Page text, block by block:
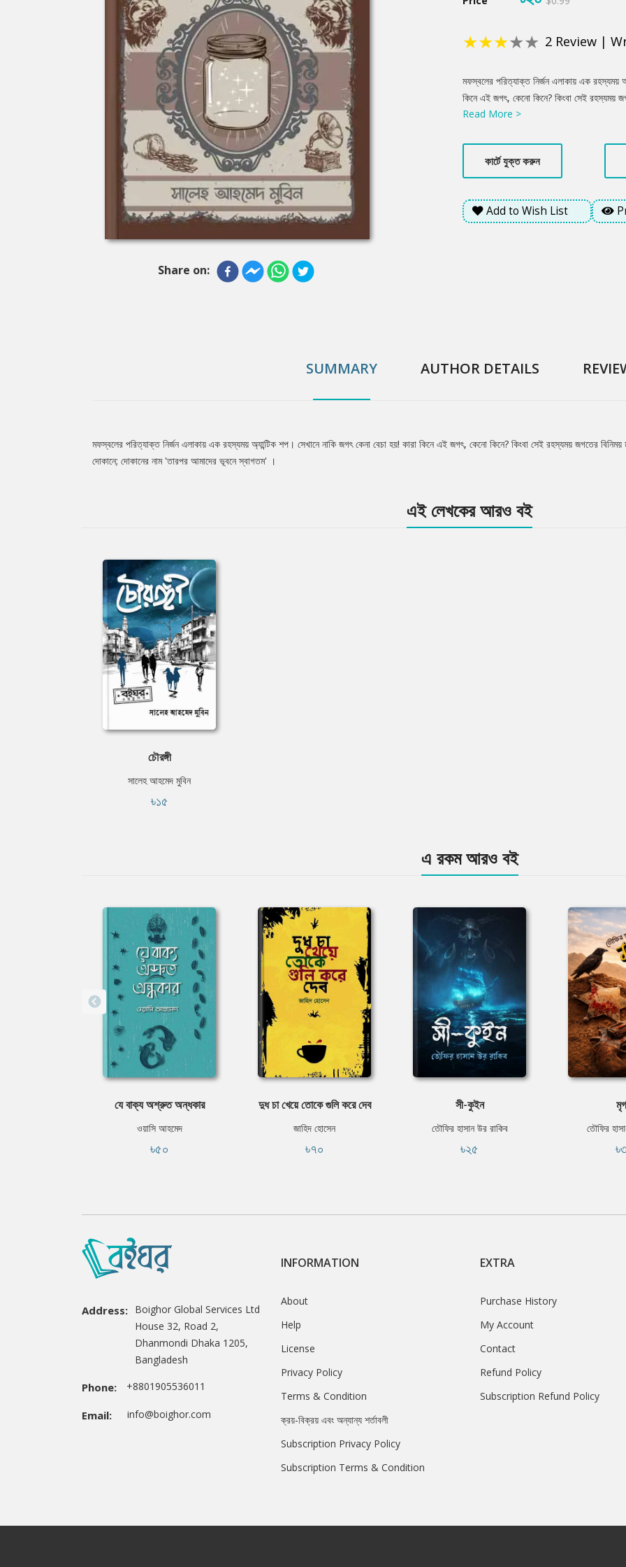
Share on:
★★★★★ 2 Review |
Product
Summery
মফস্বলের পরিত্যাক্ত নির্জন এলাকায় এক রহস্যময়
কিনে এই জগৎ, কেনো কিনে? কিংবা সেই রহস্যময়
আমন্ত্রন জানাচ্ছেন অদ্ভূত সেই দোকানে; দোকানের
Read More >
কার্টে যুক্ত করুন
Add to Wish List
SUMMARY AUTHOR DETAILS
Tab
মফস্বলের পরিত্যাক্ত নির্জন এলাকায় এক রহস্যময় অ্যান্টিক শপ। সেখানে নাকি জগৎ কেনা বেচা হয়! কারা কিনে এই জগৎ, কেনো কিনে? কিংবা সেই রহস্যময় জগতের
দোকানে; দোকানের নাম 'তারপর আমাদের ভূবনে স্বাগতম' ।
এই লেখকের আরও বই
চৌরঙ্গী
সালেহ আহমেদ মুবিন
৳১৫
এ রকম আরও বই
যে বাক্য অশ্রুত অন্ধকার
ওয়াসি আহমেদ
৳৫০
দুধ চা খেয়ে তোকে গুলি করে দেব
জাহিদ হোসেন
৳৭০
সী-কুইন
তৌফির হাসান উর রাকিব
৳২৫
তৌফির
Address: Boighor Global Services Ltd
House 32, Road 2,
Dhanmondi Dhaka 1205,
Bangladesh
Phone: +8801905536011
Email: info@boighor.com
INFORMATION
About
Help
License
Privacy Policy
Terms & Condition
ক্রয়-বিক্রয় এবং অন্যান্য শর্তাবলী
Subscription Privacy Policy
Subscription Terms & Condition
EXTRA
Purchase History
My Account
Contact
Refund Policy
Subscription Refund Policy